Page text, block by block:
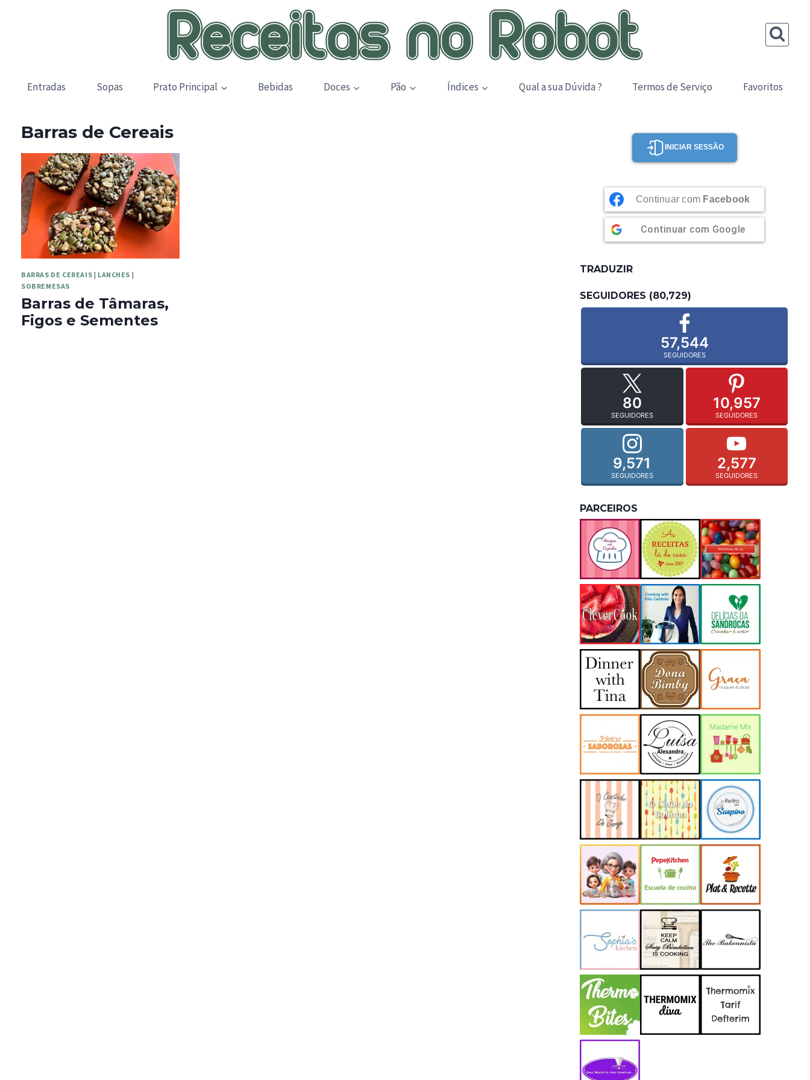
Entradas Sopas Prato Principal Bebidas Doces Pão Índices Qual a sua Dúvida ? Termos de Serviço Favoritos
Barras de Cereais
BARRAS DE CEREAIS | LANCHES |
SOBREMESAS
Barras de Tâmaras,
Figos e Sementes
INICIAR SESSÃO
Continuar com Facebook
Continuar com Google
TRADUZIR
SEGUIDORES (80,729)
57,544
SEGUIDORES
80
SEGUIDORES
10,957
SEGUIDORES
9,571
SEGUIDORES
2,577
SEGUIDORES
PARCEIROS